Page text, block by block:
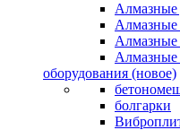
Алмазные
Алмазные
Алмазные
оборудования (новое)
болгарки